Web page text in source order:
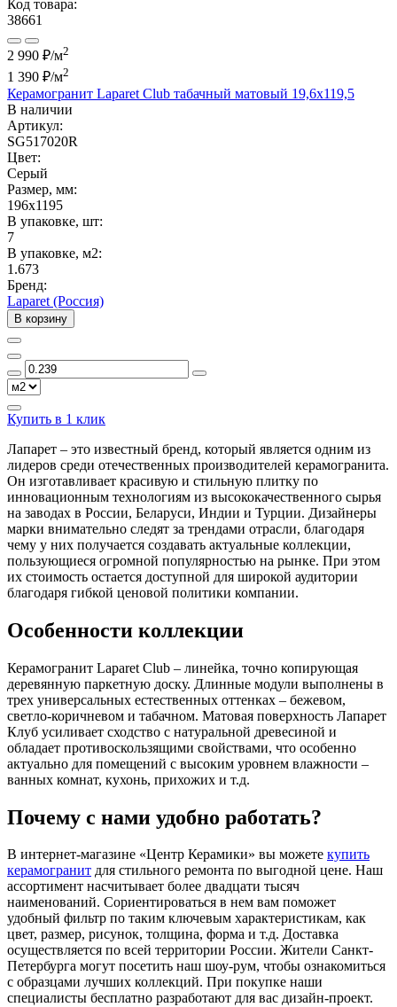
Код товара:
38661
2 990 ₽/м2
1 390 ₽/м2
Керамогранит Laparet Club табачный матовый 19,6x119,5
В наличии
Артикул:
SG517020R
Цвет:
Серый
Размер, мм:
196x1195
В упаковке, шт:
7
В упаковке, м2:
1.673
Бренд:
Laparet (Россия)
В корзину
Купить в 1 клик
Лапарет – это известный бренд, который является одним из
лидеров среди отечественных производителей керамогранита.
Он изготавливает красивую и стильную плитку по
инновационным технологиям из высококачественного сырья
на заводах в России, Беларуси, Индии и Турции. Дизайнеры
марки внимательно следят за трендами отрасли, благодаря
чему у них получается создавать актуальные коллекции,
пользующиеся огромной популярностью на рынке. При этом
их стоимость остается доступной для широкой аудитории
благодаря гибкой ценовой политики компании.
Особенности коллекции
Керамогранит Laparet Club – линейка, точно копирующая
деревянную паркетную доску. Длинные модули выполнены в
трех универсальных естественных оттенках – бежевом,
светло-коричневом и табачном. Матовая поверхность Лапарет
Клуб усиливает сходство с натуральной древесиной и
обладает противоскользящими свойствами, что особенно
актуально для помещений с высоким уровнем влажности –
ванных комнат, кухонь, прихожих и т.д.
Почему с нами удобно работать?
В интернет-магазине «Центр Керамики» вы можете купить
керамогранит для стильного ремонта по выгодной цене. Наш
ассортимент насчитывает более двадцати тысяч
наименований. Сориентироваться в нем вам поможет
удобный фильтр по таким ключевым характеристикам, как
цвет, размер, рисунок, толщина, форма и т.д. Доставка
осуществляется по всей территории России. Жители Санкт-
Петербурга могут посетить наш шоу-рум, чтобы ознакомиться
с образцами лучших коллекций. При покупке наши
специалисты бесплатно разработают для вас дизайн-проект.